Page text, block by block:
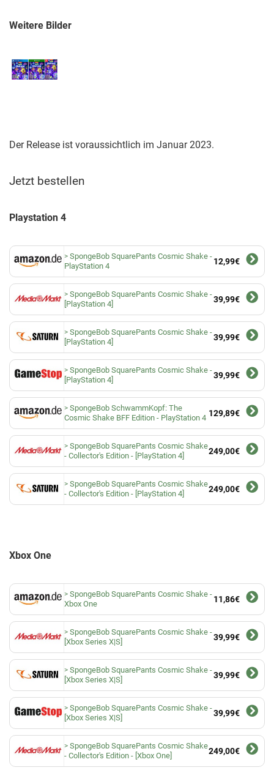
Weitere Bilder
Der Release ist voraussichtlich im Januar 2023.
Jetzt bestellen
Playstation 4
SpongeBob SquarePants Cosmic Shake -
PlayStation 4
12,99€
SpongeBob SquarePants Cosmic Shake -
[PlayStation 4]
39,99€
SpongeBob SquarePants Cosmic Shake -
[PlayStation 4]
39,99€
SpongeBob SquarePants Cosmic Shake -
[PlayStation 4]
39,99€
SpongeBob SchwammKopf: The
Cosmic Shake BFF Edition - PlayStation 4 129,89€
SpongeBob SquarePants Cosmic Shake
- Collector's Edition - [PlayStation 4]
249,00€
SpongeBob SquarePants Cosmic Shake
- Collector's Edition - [PlayStation 4]
249,00€
Xbox One
SpongeBob SquarePants Cosmic Shake -
Xbox One
11,86€
SpongeBob SquarePants Cosmic Shake -
[Xbox Series X|S]
39,99€
SpongeBob SquarePants Cosmic Shake -
[Xbox Series X|S]
39,99€
SpongeBob SquarePants Cosmic Shake -
[Xbox Series X|S]
39,99€
SpongeBob SquarePants Cosmic Shake
- Collector's Edition - [Xbox One]
249,00€